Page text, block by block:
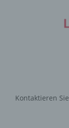
Kontaktieren
unsere
System auf
(5) das
Internetseite,
Systeme